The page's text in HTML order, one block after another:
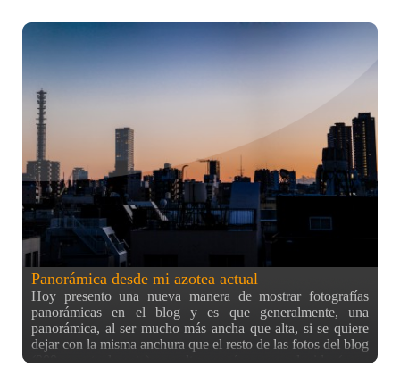
lo visto no era una niebla normal, sino una tormenta de
tipo de aire cargado de polvo y arena, por suerte estos días
estoy recluido en casa estudiando para los finales que tengo
la semana que viene… Por la tarde ya había pasado, pero
no deja de ser interesante.
Panorámica desde mi azotea actual
Hoy presento una nueva manera de mostrar fotografías
panorámicas en el blog y es que generalmente, una
panorámica, al ser mucho más ancha que alta, si se quiere
dejar con la misma anchura que el resto de las fotos del blog
(900px actualmente), su altura sería muy reducida (unos